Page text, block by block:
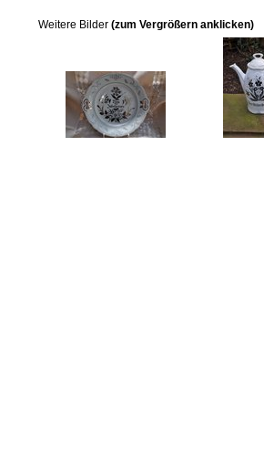
Weitere Bilder (zum Vergrößern anklicken)